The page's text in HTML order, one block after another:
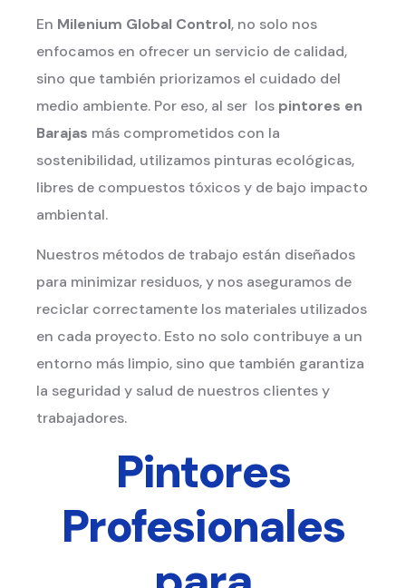
En Milenium Global Control, no solo nos
enfocamos en ofrecer un servicio de calidad,
sino que también priorizamos el cuidado del
medio ambiente. Por eso, al ser los pintores en
Barajas más comprometidos con la
sostenibilidad, utilizamos pinturas ecológicas,
libres de compuestos tóxicos y de bajo impacto
ambiental.
Nuestros métodos de trabajo están diseñados
para minimizar residuos, y nos aseguramos de
reciclar correctamente los materiales utilizados
en cada proyecto. Esto no solo contribuye a un
entorno más limpio, sino que también garantiza
la seguridad y salud de nuestros clientes y
trabajadores.
Pintores
Profesionales